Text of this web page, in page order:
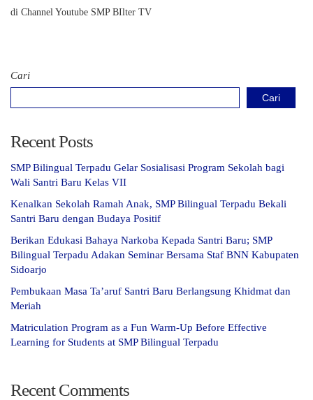
di Channel Youtube SMP BIlter TV
Cari
Cari
Recent Posts
SMP Bilingual Terpadu Gelar Sosialisasi Program Sekolah bagi
Wali Santri Baru Kelas VII
Kenalkan Sekolah Ramah Anak, SMP Bilingual Terpadu Bekali
Santri Baru dengan Budaya Positif
Berikan Edukasi Bahaya Narkoba Kepada Santri Baru; SMP
Bilingual Terpadu Adakan Seminar Bersama Staf BNN Kabupaten
Sidoarjo
Pembukaan Masa Ta’aruf Santri Baru Berlangsung Khidmat dan
Meriah
Matriculation Program as a Fun Warm-Up Before Effective
Learning for Students at SMP Bilingual Terpadu
Recent Comments